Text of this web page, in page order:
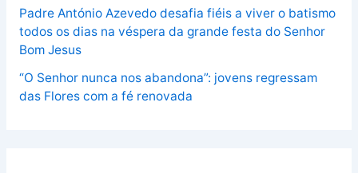
Padre António Azevedo desafia fiéis a viver o batismo
todos os dias na véspera da grande festa do Senhor
Bom Jesus
“O Senhor nunca nos abandona”: jovens regressam
das Flores com a fé renovada